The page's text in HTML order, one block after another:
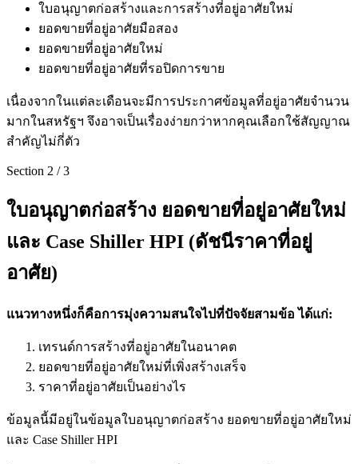
ใบอนุญาตก่อสร้างและการสร้างที่อยู่อาศัยใหม่
ยอดขายที่อยู่อาศัยมือสอง
ยอดขายที่อยู่อาศัยใหม่
ยอดขายที่อยู่อาศัยที่รอปิดการขาย
เนื่องจากในแต่ละเดือนจะมีการประกาศข้อมูลที่อยู่อาศัยจำนวน
มากในสหรัฐฯ จึงอาจเป็นเรื่องง่ายกว่าหากคุณเลือกใช้สัญญาณ
สำคัญไม่กี่ตัว
Section 2 /3
ใบอนุญาตก่อสร้าง ยอดขายที่อยู่อาศัยใหม่
และ Case Shiller HPI (ดัชนีราคาที่อยู่
อาศัย)
แนวทางหนึ่งก็คือการมุ่งความสนใจไปที่ปัจจัยสามข้อ ได้แก่:
เทรนด์การสร้างที่อยู่อาศัยในอนาคต
ยอดขายที่อยู่อาศัยใหม่ที่เพิ่งสร้างเสร็จ
ราคาที่อยู่อาศัยเป็นอย่างไร
ข้อมูลนี้มีอยู่ในข้อมูลใบอนุญาตก่อสร้าง ยอดขายที่อยู่อาศัยใหม่
และ Case Shiller HPI